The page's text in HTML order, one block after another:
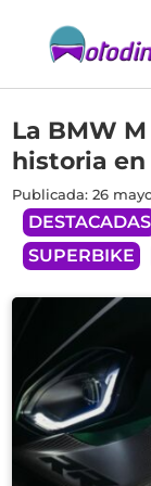
La BMW
historia
Publicada: 26
DESTACADAS
SUPERBIKE